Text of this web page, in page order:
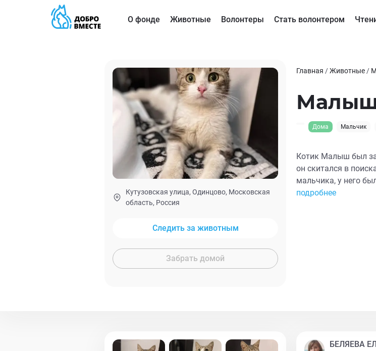
О фонде Животные Волонтеры Стать волонтером
Кутузовская улица, Одинцово, Московская
область, Россия
Следить за животным
Забрать домой
Главная /Животные /
Дома Мальчик
Котик Малыш был
он скитался в
мальчика, у него
шерсткой, и не
подробнее
БЕЛЯЕВА